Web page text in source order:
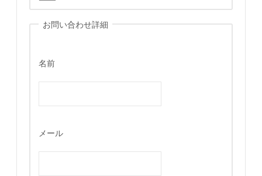
お問い合わせ詳細
名前
メール